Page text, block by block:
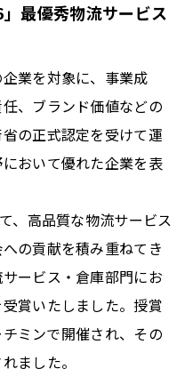
最優秀物流サービス
業を対象に、事業成
、ブランド価値などの
の正式認定を受けて運
おいて優れた企業を表
、高品質な物流サービス
の貢献を積み重ねてき
ービス・倉庫部門にお
賞いたしました。授賞
ミンで開催され、その
ました。